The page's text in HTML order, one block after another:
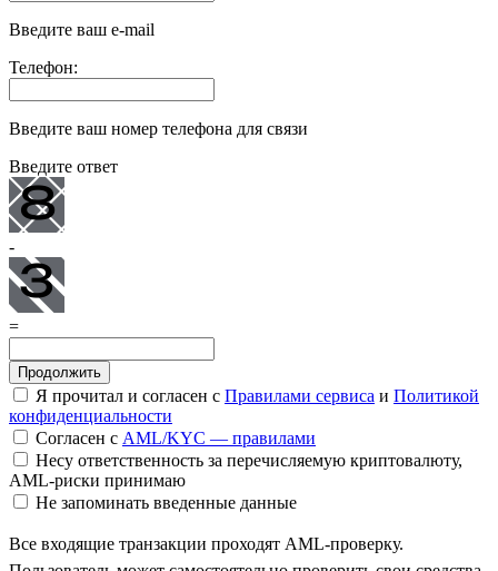
Введите ваш e-mail
Телефон:
Введите ваш номер телефона для связи
Введите ответ
-
=
Я прочитал и согласен с Правилами сервиса и Политикой
конфиденциальности
Согласен с AML/KYC — правилами
Несу ответственность за перечисляемую криптовалюту,
AML-риски принимаю
Не запоминать введенные данные
Все входящие транзакции проходят AML-проверку.